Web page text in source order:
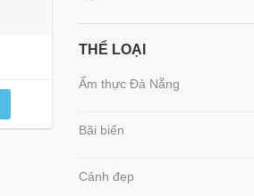
THỂ LOẠI
Ẩm thực Đà Nẵng
Bãi biển
Cảnh đẹp